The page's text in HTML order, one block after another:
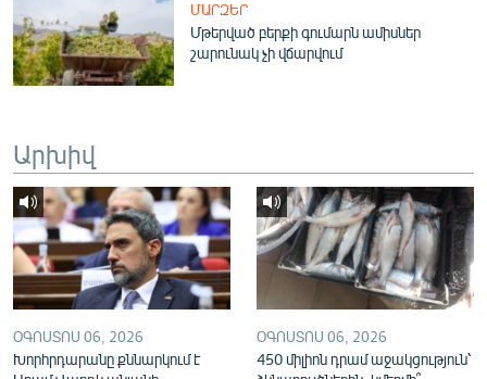
ՏԵՍԱՆՅՈՒԹԵՐ
ԲԱՆԱՎԵՃ
Հայերեն
English
Русский
ՀԵՏԵՎԵՔ ՄԵԶ
ՄԱՐԶԵՐ
Մթերված բերքի գումարն ամիսներ
շարունակ չի վճարվում
Արխիվ
ՕԳՈՍՏՈՍ 06, 2026
Խորհրդարանը քննարկում է
ՕԳՈՍՏՈՍ 06, 2026
450 միլիոն դրամ աջակցություն՝